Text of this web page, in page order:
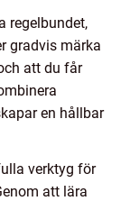
regelbundet,
gradvis märka
att du får
en hållbar
verktyg för
att lära